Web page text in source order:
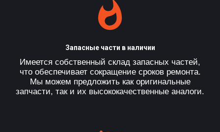
Запасные части в наличии
Имеется собственный склад запасных частей,
что обеспечивает сокращение сроков ремонта.
Мы можем предложить как оригинальные
запчасти, так и их высококачественные аналоги.